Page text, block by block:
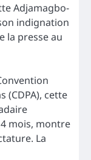
Adjamagbo-
indignation
la presse au
(CDPA), cette
mois, montre
La